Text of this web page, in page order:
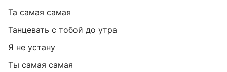
Та самая самая
Танцевать с тобой до утра
Я не устану
Ты самая самая